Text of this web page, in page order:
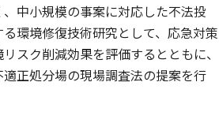
中小規模の事案に対応した不法投
環境修復技術研究として、応急対策
スク削減効果を評価するとともに、
正処分場の現場調査法の提案を行